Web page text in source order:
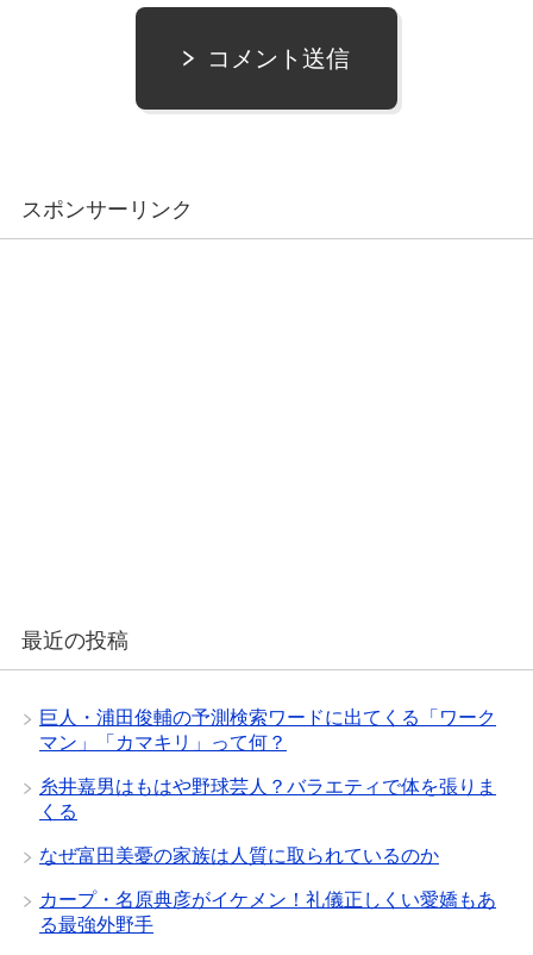
コメント送信
スポンサーリンク
最近の投稿
巨人・浦田俊輔の予測検索ワードに出てくる「ワーク
マン」「カマキリ」って何？
糸井嘉男はもはや野球芸人？バラエティで体を張りま
くる
なぜ富田美憂の家族は人質に取られているのか
カープ・名原典彦がイケメン！礼儀正しくい愛嬌もあ
る最強外野手